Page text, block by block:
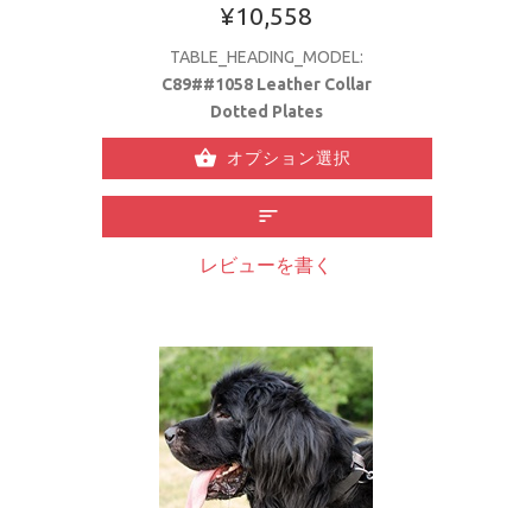
¥10,558
TABLE_HEADING_MODEL:
C89##1058 Leather Collar
Dotted Plates
オプション選択
レビューを書く